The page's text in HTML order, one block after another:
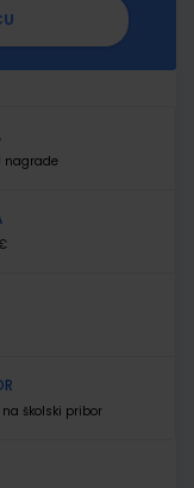
nagrade
školski pribor